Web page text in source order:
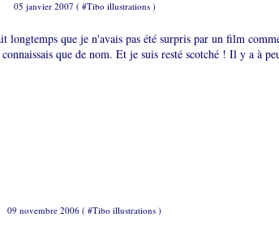
05 janvier 2007 ( #Tibo illustrations)
que je n'avais pas été surpris par un film
que de nom. Et je suis resté scotché ! Il y a à
09 novembre 2006 ( #Tibo illustrations )